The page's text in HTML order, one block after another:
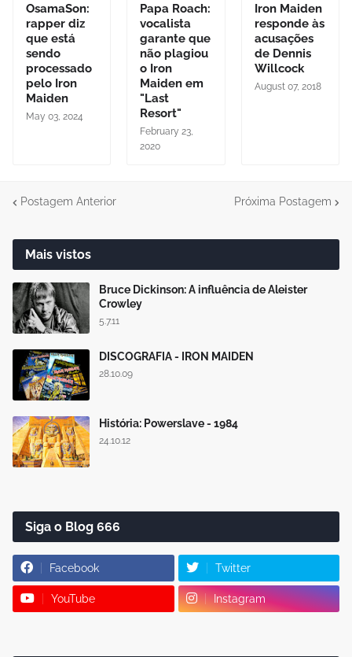
OsamaSon:
rapper diz
que está
sendo
processado
pelo Iron
Maiden
May 03, 2024
Papa Roach:
vocalista
garante que
não plagiou
o Iron
Maiden em
"Last
Resort"
February 23,
2020
Iron Maiden
responde às
acusações
de Dennis
Willcock
August 07, 2018
Postagem Anterior Próxima Postagem
Mais vistos
Bruce Dickinson: A influência de Aleister
Crowley
5.7.11
DISCOGRAFIA - IRON MAIDEN
28.10.09
História: Powerslave - 1984
24.10.12
Siga o Blog 666
Facebook Twitter
YouTube Instagram